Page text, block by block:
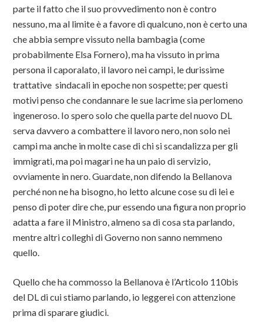
parte il fatto che il suo provvedimento non è contro
nessuno, ma al limite è a favore di qualcuno, non è certo una
che abbia sempre vissuto nella bambagia (come
probabilmente Elsa Fornero), ma ha vissuto in prima
persona il caporalato, il lavoro nei campi, le durissime
trattative sindacali in epoche non sospette; per questi
motivi penso che condannare le sue lacrime sia perlomeno
ingeneroso. Io spero solo che quella parte del nuovo DL
serva davvero a combattere il lavoro nero, non solo nei
campi ma anche in molte case di chi si scandalizza per gli
immigrati, ma poi magari ne ha un paio di servizio,
ovviamente in nero. Guardate, non difendo la Bellanova
perché non ne ha bisogno, ho letto alcune cose su di lei e
penso di poter dire che, pur essendo una figura non proprio
adatta a fare il Ministro, almeno sa di cosa sta parlando,
mentre altri colleghi di Governo non sanno nemmeno
quello.
Quello che ha commosso la Bellanova è l’Articolo 110bis
del DL di cui stiamo parlando, io leggerei con attenzione
prima di sparare giudici.